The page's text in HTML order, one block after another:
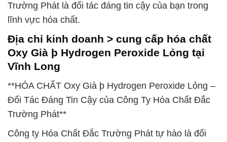
Trường Phát là đối tác đáng tin cậy của bạn trong
lĩnh vực hóa chất.
Địa chỉ kinh doanh > cung cấp hóa chất
Oxy Già þ Hydrogen Peroxide Lỏng tại
Vĩnh Long
**HÓA CHẤT Oxy Già þ Hydrogen Peroxide Lỏng –
Đối Tác Đáng Tin Cậy của Công Ty Hóa Chất Đắc
Trường Phát**
Công ty Hóa Chất Đắc Trường Phát tự hào là đối